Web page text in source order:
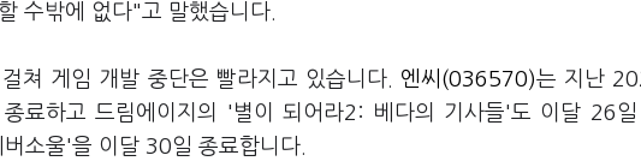
수밖에 없다"고 말했습니다.
쳐 게임 개발 중단은 빨라지고 있습니다. 엔씨(036570)는 지난
료하고 드림에이지의 '별이 되어라2: 베다의 기사들'도 이달 26일
소울'을 이달 30일 종료합니다.